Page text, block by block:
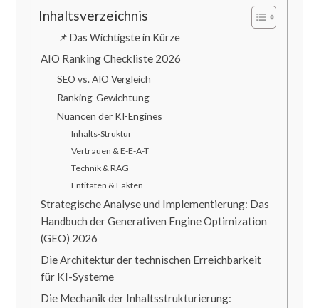
Inhaltsverzeichnis
📌 Das Wichtigste in Kürze
AIO Ranking Checkliste 2026
SEO vs. AIO Vergleich
Ranking-Gewichtung
Nuancen der KI-Engines
Inhalts-Struktur
Vertrauen & E-E-A-T
Technik & RAG
Entitäten & Fakten
Strategische Analyse und Implementierung: Das
Handbuch der Generativen Engine Optimization
(GEO) 2026
Die Architektur der technischen Erreichbarkeit
für KI-Systeme
Die Mechanik der Inhaltsstrukturierung: